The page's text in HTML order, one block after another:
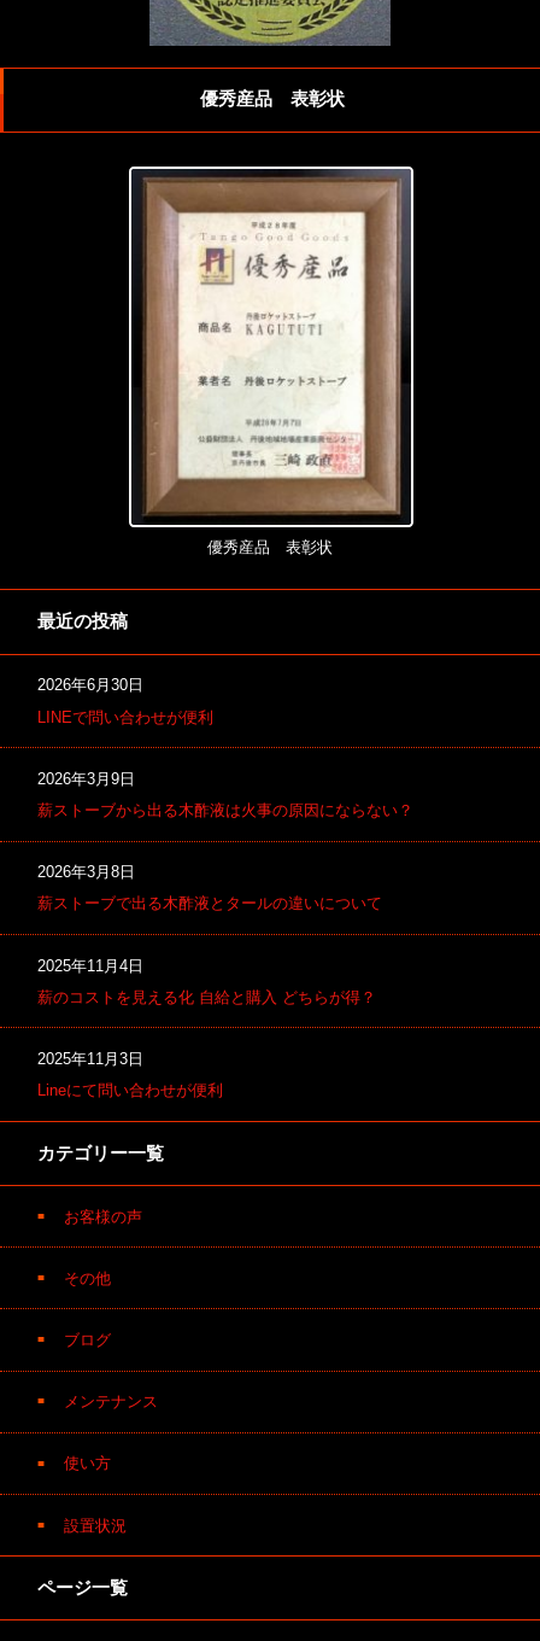
優秀産品 表彰状
優秀産品 表彰状
最近の投稿
2026年6月30日
LINEで問い合わせが便利
2026年3月9日
薪ストーブから出る木酢液は火事の原因にならない？
2026年3月8日
薪ストーブで出る木酢液とタールの違いについて
2025年11月4日
薪のコストを見える化 自給と購入 どちらが得？
2025年11月3日
Lineにて問い合わせが便利
カテゴリー一覧
お客様の声
その他
ブログ
メンテナンス
使い方
設置状況
ページ一覧